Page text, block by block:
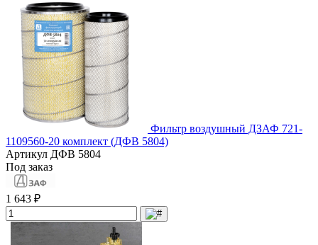
Фильтр воздушный ДЗАФ 721-
1109560-20 комплект (ДФВ 5804)
Артикул ДФВ 5804
Под заказ
1 643 ₽